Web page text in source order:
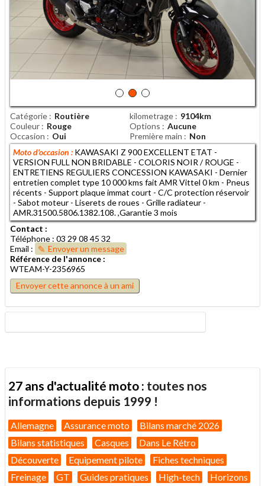
Catégorie Routière kilometrage
9104km
Couleur
Rouge Options
Aucune
Occasion
Oui Première main
Non
Moto d'occasion : KAWASAKI Z 900 EXCELLENT ETAT -
VERSION FULL NON BRIDABLE - COLORIS NOIR / ROUGE -
ENTRETIENS REGULIERS CONCESSION KAWASAKI - Dernier
entretien complet type 10 000 kms fait AMR Vittel 0 km - Pneus
récents - Support plaque immat court - C/C protection réservoir
- Sabot moteur - Liserets de roues - Grille radiateur -
AMR.31500.5806.1382.108. ,Garantie 3 mois
Contact :
Téléphone : 03 29 08 45 32
Email :
Envoyer un message
Référence de l'annonce :
WTEAM-Y-2356965
Envoyer cette annonce à un ami
27 ans d'actualité moto : toutes nos
informations depuis 1999 !
Allemagne Assurance moto
Bilans marché 2026
Bilans statistiques
Casques
Dans Le Rétro
Découverte
Equipement pilote
Fiches techniques
Freinage
GT Guides pratiques High-tech Horizons